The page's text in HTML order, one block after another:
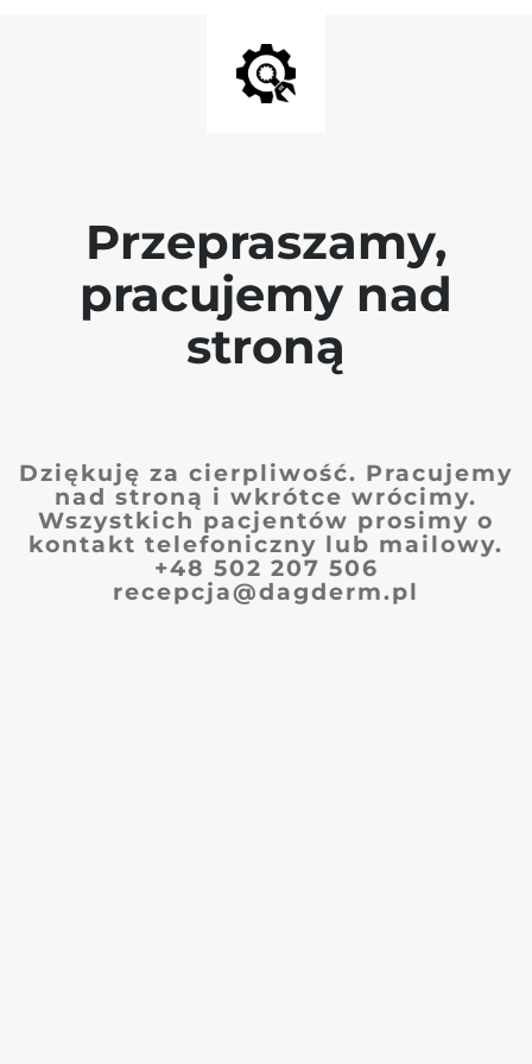
Przepraszamy,
pracujemy nad
stroną
Dziękuję za cierpliwość. Pracujemy
nad stroną i wkrótce wrócimy.
Wszystkich pacjentów prosimy o
kontakt telefoniczny lub mailowy.
+48 502 207 506
recepcja@dagderm.pl